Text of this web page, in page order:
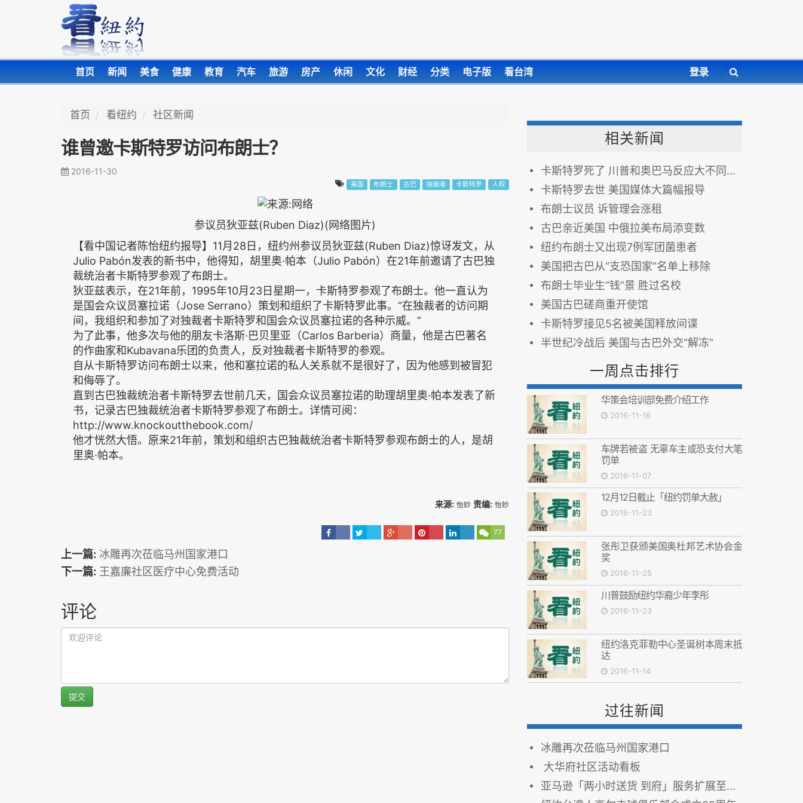
首页 新闻 美食 健康 教育 汽车 旅游 房产 休闲 文化 财经 分类 电子版 看台湾 登录
首页 看纽约 社区新闻
谁曾邀卡斯特罗访问布朗士？
2016-11-30
美国 布朗士 古巴 独裁者 卡斯特罗 人权
参议员狄亚兹(Ruben Diaz)(网络图片)
【看中国记者陈怡纽约报导】11月28日，纽约州参议员狄亚兹(Ruben Diaz)惊讶发文，从
Julio Pabón发表的新书中，他得知，胡里奥·帕本（Julio Pabón）在21年前邀请了古巴独
裁统治者卡斯特罗参观了布朗士。
狄亚兹表示，在21年前，1995年10月23日星期一，卡斯特罗参观了布朗士。他一直认为
是国会众议员塞拉诺（Jose Serrano）策划和组织了卡斯特罗此事。“在独裁者的访问期
间，我组织和参加了对独裁者卡斯特罗和国会众议员塞拉诺的各种示威。”
为了此事，他多次与他的朋友卡洛斯·巴贝里亚（Carlos Barberia）商量，他是古巴著名
的作曲家和Kubavana乐团的负责人，反对独裁者卡斯特罗的参观。
自从卡斯特罗访问布朗士以来，他和塞拉诺的私人关系就不是很好了，因为他感到被冒犯
和侮辱了。
直到古巴独裁统治者卡斯特罗去世前几天，国会众议员塞拉诺的助理胡里奥·帕本发表了新
书，记录古巴独裁统治者卡斯特罗参观了布朗士。详情可阅：
http://www.knockoutthebook.com/
他才恍然大悟。原来21年前，策划和组织古巴独裁统治者卡斯特罗参观布朗士的人，是胡
里奥·帕本。
来源: 怡妙 责编: 怡妙
77
上一篇: 冰雕再次莅临马州国家港口
下一篇: 王嘉廉社区医疗中心免费活动
评论
提交
相关新闻
卡斯特罗死了 川普和奥巴马反应大不同(图)
卡斯特罗去世 美国媒体大篇幅报导
布朗士议员 诉管理会涨租
古巴亲近美国 中俄拉美布局添变数
纽约布朗士又出现7例军团菌患者
美国把古巴从“支恐国家”名单上移除
布朗士毕业生“钱”景 胜过名校
美国古巴磋商重开使馆
卡斯特罗接见5名被美国释放间谍
半世纪冷战后 美国与古巴外交“解冻”
一周点击排行
华策会培训部免费介绍工作
2016-11-16
车牌若被盗 无辜车主或恐支付大笔
罚单
2016-11-07
12月12日截止「纽约罚单大赦」
2016-11-23
张彤卫获颁美国奥杜邦艺术协会金
奖
2016-11-25
川普鼓励纽约华裔少年李彤
2016-11-23
纽约洛克菲勒中心圣诞树本周末抵
达
2016-11-14
过往新闻
冰雕再次莅临马州国家港口
大华府社区活动看板
亚马逊「两小时送货 到府」服务扩展至华府